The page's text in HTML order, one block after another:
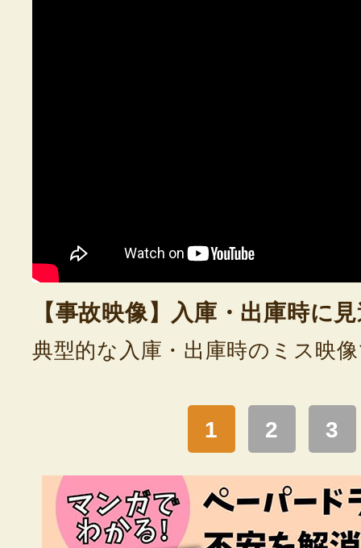
【事故映像】入庫・出庫時に
典型的な入庫・出庫時のミス映
1 2 3